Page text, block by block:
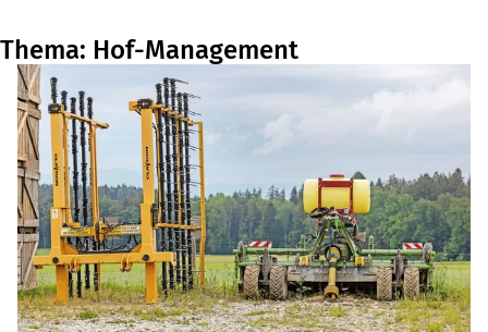
Thema: Hof-Management